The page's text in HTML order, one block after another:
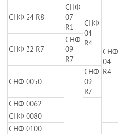
СНФ 24 R8
СНФ
07
R1
СНФ
04
R4
СНФ
04
R4
СНФ 32 R7
СНФ
09
R7
СНФ 0050
СНФ
09
R7
СНФ 0062
СНФ 0080
СНФ 0100